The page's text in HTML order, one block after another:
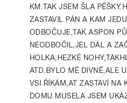
KM.TAK JSEM ŠLA
ZASTAVIL PÁN A KAM
ODBOČUJE,TAK ASPON
NEODBOČIL,JEL DÁL A
HOLKA,HEZKÉ
ATD.BYLO MĚ DIVNĚ,ALE
VSI.ŘÍKÁM,AT ZASTAVÍ NA
DOMU.MUSELA JSEM